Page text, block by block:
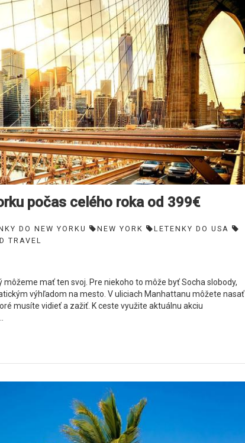
počas celého roka od 399€
DO NEW YORKU NEW YORK
LETENKY DO USA
TRAVEL
mať ten svoj. Pre niekoho to môže byť Socha slobody,
výhľadom na mesto. V uliciach Manhattanu môžete nasať
musíte vidieť a zažiť. K ceste využite aktuálnu akciu